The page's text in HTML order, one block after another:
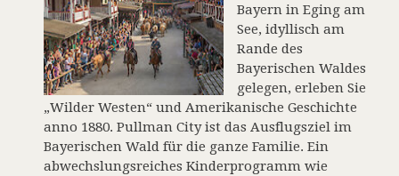
Bayern in Eging am
See, idyllisch am
Rande des
Bayerischen Waldes
gelegen, erleben Sie
„Wilder Westen“ und Amerikanische Geschichte
anno 1880. Pullman City ist das Ausflugsziel im
Bayerischen Wald für die ganze Familie. Ein
abwechslungsreiches Kinderprogramm wie